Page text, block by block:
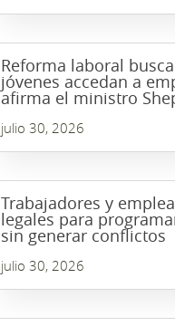
Reforma laboral
jóvenes accedan a
afirma el ministro
julio 30, 2026
Trabajadores y
legales para
sin generar conflictos
julio 30, 2026